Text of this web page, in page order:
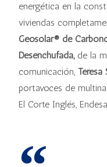
energética en la
viviendas
Geosolar® de
Desenchufada, de la
comunicación,Teresa
portavoces de
El Corte Inglés,